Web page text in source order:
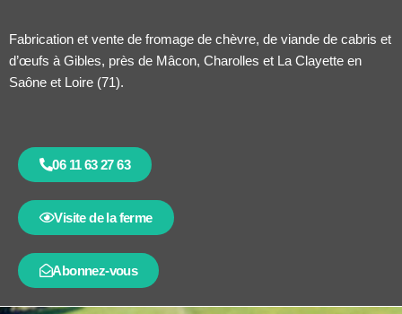
Fabrication et vente de fromage de chèvre, de viande de cabris et
d’œufs à Gibles, près de Mâcon, Charolles et La Clayette en
Saône et Loire (71).
06 11 63 27 63
Visite de la ferme
Abonnez-vous